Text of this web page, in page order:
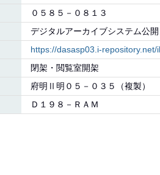
０５８５－０８１３
デジタルアーカイブシステム公開
https://dasasp03.i-
閉架・閲覧室開架
府明Ⅱ明０５－０３５（複製）
Ｄ１９８－ＲＡＭ